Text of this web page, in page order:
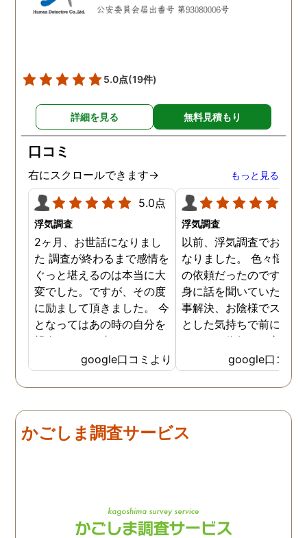
れました。これからも弁護
5.0点(19件)
詳細を見る 無料見積もり
口コミ
右にスクロールできます→ もっと見る
5.0点
浮気調査
2ヶ月、お世話になりまし
た 調査が終わるまで感情を
ぐっと堪えるのは本当に大
変でした。ですが、その度
に励まして頂きました。 今
となってはあの時の自分を
親身になって止めてくださ
ったおかげでここまでの証
拠が撮れたのだと感謝して
います。 これからもお身体
に苦しんでいる方々の為に
がんばってください👍！ …
google口コミより
浮気調査
以前、浮気調査でお世話
なりました。 色々悩ん
の依頼だったのですが、
身に話を聞いていただき
事解決、お陰様でスッキ
とした気持ちで前に進め
います。依頼して良かっ
です、ありがとうござい
した。
google口コミ
かごしま調査サービス